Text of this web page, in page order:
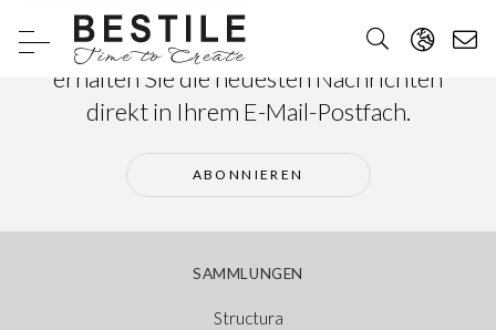
Abonnieren Sie unseren Newsletter und
erhalten Sie die neuesten Nachrichten
direkt in Ihrem E-Mail-Postfach.
ABONNIEREN
SAMMLUNGEN
Structura